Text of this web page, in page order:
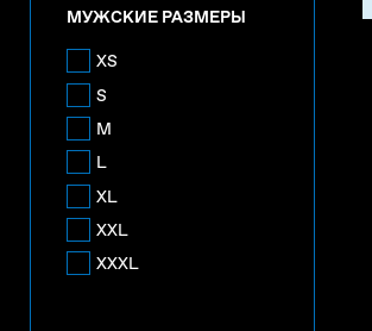
МУЖСКИЕ РАЗМЕРЫ
XS
S
M
L
XL
XXL
XXXL